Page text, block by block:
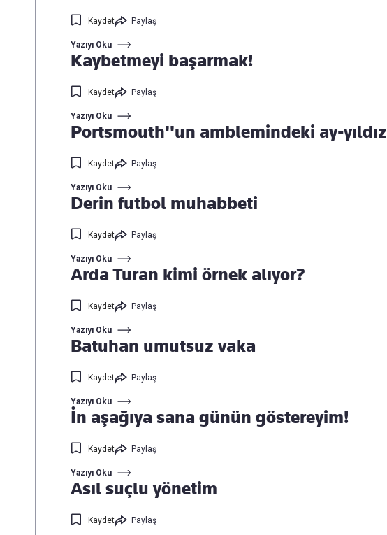
Kaydet Paylaş
Yazıyı Oku
Kaybetmeyi başarmak!
Kaydet Paylaş
Yazıyı Oku
Portsmouth''un amblemindeki ay-yıldız
Kaydet Paylaş
Yazıyı Oku
Derin futbol muhabbeti
Kaydet Paylaş
Yazıyı Oku
Arda Turan kimi örnek alıyor?
Kaydet Paylaş
Yazıyı Oku
Batuhan umutsuz vaka
Kaydet Paylaş
Yazıyı Oku
İn aşağıya sana günün göstereyim!
Kaydet Paylaş
Yazıyı Oku
Asıl suçlu yönetim
Kaydet Paylaş